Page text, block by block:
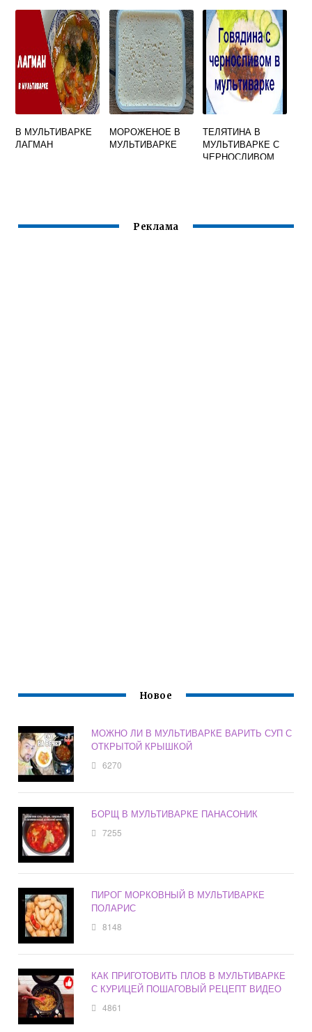
В МУЛЬТИВАРКЕ
ЛАГМАН
МОРОЖЕНОЕ В
МУЛЬТИВАРКЕ
ТЕЛЯТИНА В
МУЛЬТИВАРКЕ С
ЧЕРНОСЛИВОМ
Реклама
Новое
МОЖНО ЛИ В МУЛЬТИВАРКЕ ВАРИТЬ СУП С
ОТКРЫТОЙ КРЫШКОЙ
6270
БОРЩ В МУЛЬТИВАРКЕ ПАНАСОНИК
7255
ПИРОГ МОРКОВНЫЙ В МУЛЬТИВАРКЕ
ПОЛАРИС
8148
КАК ПРИГОТОВИТЬ ПЛОВ В МУЛЬТИВАРКЕ
С КУРИЦЕЙ ПОШАГОВЫЙ РЕЦЕПТ ВИДЕО
4861